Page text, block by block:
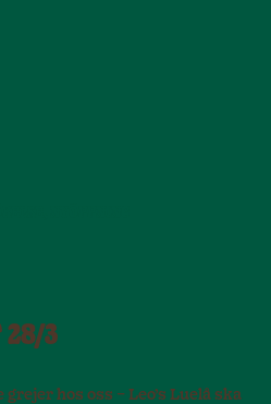
28/3
hos oss – Leo’s Luelå ska